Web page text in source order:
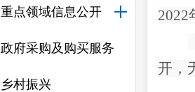
重点领域信息公开
政府采购及购买服务
乡村振兴
2022
开，